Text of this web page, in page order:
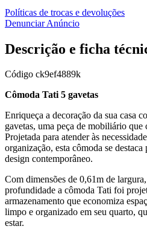
Políticas de trocas e devoluções
Denunciar Anúncio
Descrição e ficha
Código ck9ef4889k
Cômoda Tati 5 gavetas
Enriqueça a decoração da sua casa
gavetas, uma peça de mobiliário
Projetada para atender às
organização, esta cômoda se
design contemporâneo.
Com dimensões de 0,61m de
profundidade a cômoda Tati foi
armazenamento que economiza
limpo e organizado em seu quarto,
estar.